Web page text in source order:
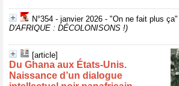
N°354 - janvier 2026 - "On ne fait plus ça"
D'AFRIQUE : DÉCOLONISONS !)
[article]
Du Ghana aux États-Unis.
Naissance d’un dialogue